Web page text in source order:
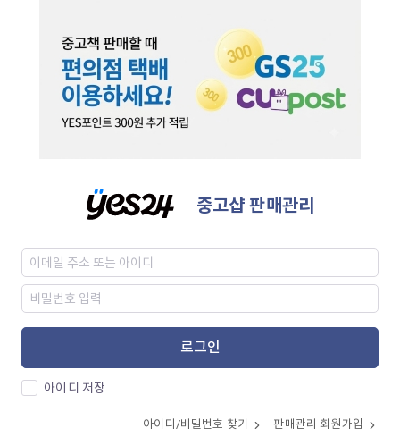
중고샵 판매관리
로그인
아이디 저장
아이디/비밀번호 찾기 판매관리 회원가입